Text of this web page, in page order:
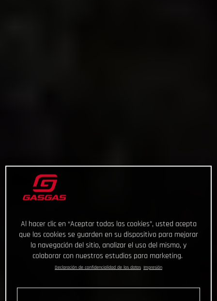
Al hacer clic en “Aceptar todas las cookies”, usted acepta
que las cookies se guarden en su dispositivo para mejorar
la navegación del sitio, analizar el uso del mismo, y
colaborar con nuestros estudios para marketing.
Declaración de confidencialidad de los datos Impresión